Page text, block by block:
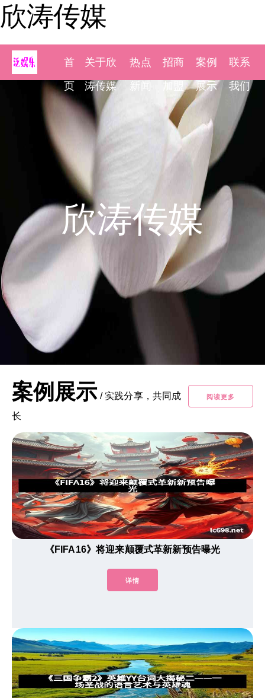
欣涛传媒
首
页
关于欣
涛传媒
热点
新闻
招商
加盟
案例
展示
联系
我们
欣涛传媒
案例展示 / 实践分享，共同成
长
阅读更多
《FIFA16》将迎来颠覆式革新新预告曝光
详情